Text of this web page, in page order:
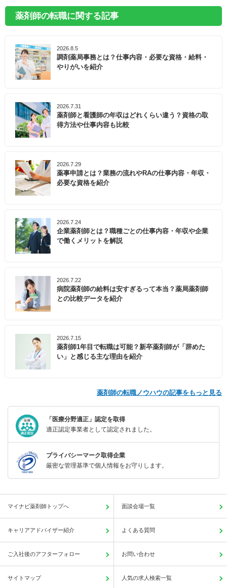
薬剤師の転職に関する記事
2026.8.5
調剤薬局事務とは？仕事内容・必要な資格・給料・
やりがいを紹介
2026.7.31
薬剤師と看護師の年収はどれくらい違う？資格の取
得方法や仕事内容も比較
2026.7.29
薬事申請とは？業務の流れやRAの仕事内容・年収・
必要な資格を紹介
2026.7.24
企業薬剤師とは？職種ごとの仕事内容・年収や企業
で働くメリットを解説
2026.7.22
病院薬剤師の給料は安すぎるって本当？薬局薬剤師
との比較データを紹介
2026.7.15
薬剤師1年目で転職は可能？新卒薬剤師が「辞めた
い」と感じる主な理由を紹介
薬剤師の転職ノウハウの記事をもっと見る
「医療分野適正」認定を取得
適正認定事業者として認定されました。
プライバシーマーク取得企業
厳密な管理基準で個人情報をお守りします。
マイナビ薬剤師トップへ 面談会場一覧
キャリアアドバイザー紹介 よくある質問
ご入社後のアフターフォロー お問い合わせ
サイトマップ 人気の求人検索一覧